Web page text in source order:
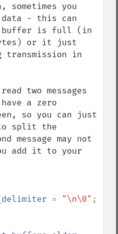
sometimes you
- this can
buffer is full (in
or it just
transmission in
two messages
a zero
so you can just
split the
message may not
add it to your
= "\n\0" ;